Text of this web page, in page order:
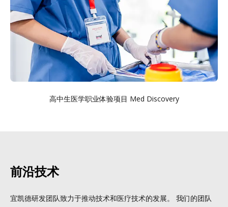
高中生医学职业体验项目 Med Discovery
前沿技术
宜凯德研发团队致力于推动技术和医疗技术的发展。 我们的团队